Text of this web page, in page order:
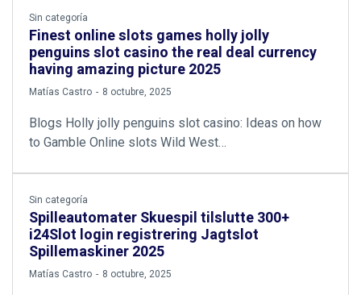
Sin categoría
Finest online slots games holly jolly
penguins slot casino the real deal currency
having amazing picture 2025
by
Matías Castro 8 octubre, 2025
Blogs Holly jolly penguins slot casino: Ideas on how
to Gamble Online slots Wild West…
Sin categoría
Spilleautomater Skuespil tilslutte 300+
i24Slot login registrering Jagtslot
Spillemaskiner 2025
by
Matías Castro 8 octubre, 2025